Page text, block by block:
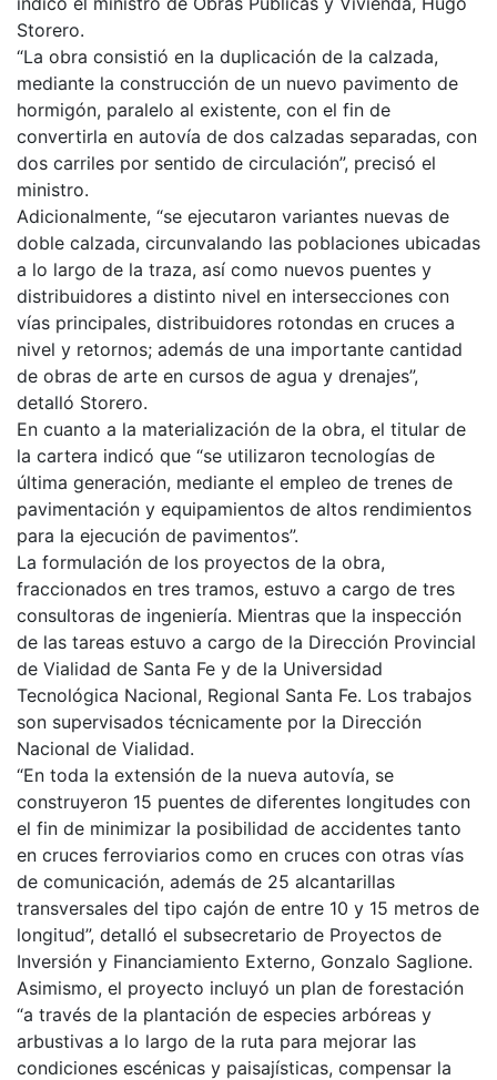
Storero.
“La obra consistió en la duplicación de la calzada,
mediante la construcción de un nuevo pavimento de
hormigón, paralelo al existente, con el fin de
convertirla en autovía de dos calzadas separadas, con
dos carriles por sentido de circulación”, precisó el
ministro.
Adicionalmente, “se ejecutaron variantes nuevas de
doble calzada, circunvalando las poblaciones ubicadas
a lo largo de la traza, así como nuevos puentes y
distribuidores a distinto nivel en intersecciones con
vías principales, distribuidores rotondas en cruces a
nivel y retornos; además de una importante cantidad
de obras de arte en cursos de agua y drenajes”,
detalló Storero.
En cuanto a la materialización de la obra, el titular de
la cartera indicó que “se utilizaron tecnologías de
última generación, mediante el empleo de trenes de
pavimentación y equipamientos de altos rendimientos
para la ejecución de pavimentos”.
La formulación de los proyectos de la obra,
fraccionados en tres tramos, estuvo a cargo de tres
consultoras de ingeniería. Mientras que la inspección
de las tareas estuvo a cargo de la Dirección Provincial
de Vialidad de Santa Fe y de la Universidad
Tecnológica Nacional, Regional Santa Fe. Los trabajos
son supervisados técnicamente por la Dirección
Nacional de Vialidad.
“En toda la extensión de la nueva autovía, se
construyeron 15 puentes de diferentes longitudes con
el fin de minimizar la posibilidad de accidentes tanto
en cruces ferroviarios como en cruces con otras vías
de comunicación, además de 25 alcantarillas
transversales del tipo cajón de entre 10 y 15 metros de
longitud”, detalló el subsecretario de Proyectos de
Inversión y Financiamiento Externo, Gonzalo Saglione.
Asimismo, el proyecto incluyó un plan de forestación
“a través de la plantación de especies arbóreas y
arbustivas a lo largo de la ruta para mejorar las
condiciones escénicas y paisajísticas, compensar la